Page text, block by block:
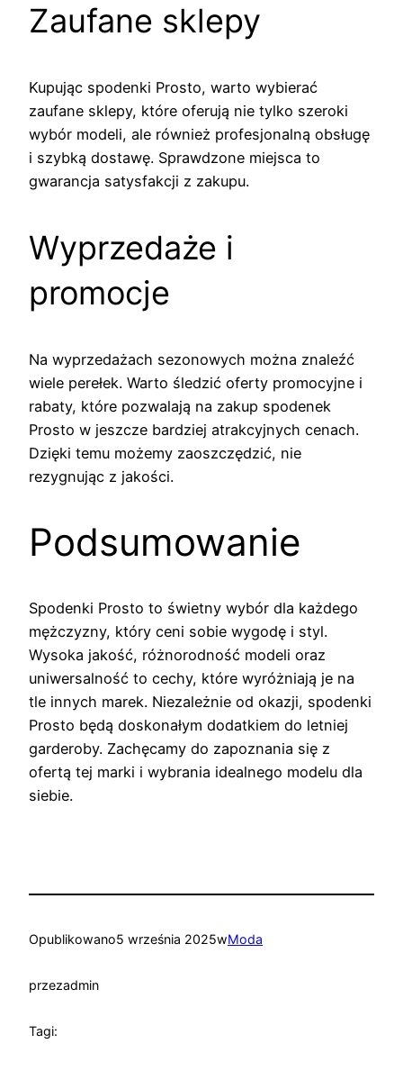
Zaufane sklepy
Kupując spodenki Prosto, warto wybierać
zaufane sklepy, które oferują nie tylko szeroki
wybór modeli, ale również profesjonalną obsługę
i szybką dostawę. Sprawdzone miejsca to
gwarancja satysfakcji z zakupu.
Wyprzedaże i
promocje
Na wyprzedażach sezonowych można znaleźć
wiele perełek. Warto śledzić oferty promocyjne i
rabaty, które pozwalają na zakup spodenek
Prosto w jeszcze bardziej atrakcyjnych cenach.
Dzięki temu możemy zaoszczędzić, nie
rezygnując z jakości.
Podsumowanie
Spodenki Prosto to świetny wybór dla każdego
mężczyzny, który ceni sobie wygodę i styl.
Wysoka jakość, różnorodność modeli oraz
uniwersalność to cechy, które wyróżniają je na
tle innych marek. Niezależnie od okazji, spodenki
Prosto będą doskonałym dodatkiem do letniej
garderoby. Zachęcamy do zapoznania się z
ofertą tej marki i wybrania idealnego modelu dla
siebie.
Opublikowano5 września 2025wModa
przezadmin
Tagi: